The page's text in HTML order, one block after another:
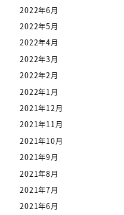
2022年6月
2022年5月
2022年4月
2022年3月
2022年2月
2022年1月
2021年12月
2021年11月
2021年10月
2021年9月
2021年8月
2021年7月
2021年6月